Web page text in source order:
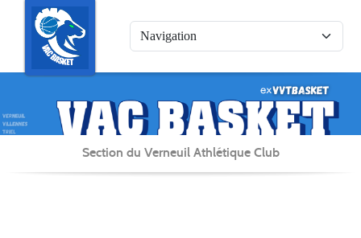
Section du Verneuil Athlétique Club
Panneau de gestion des cookies